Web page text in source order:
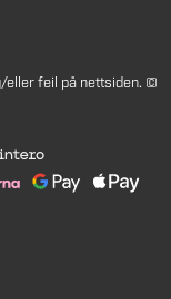
eller feil på nettsiden. ©